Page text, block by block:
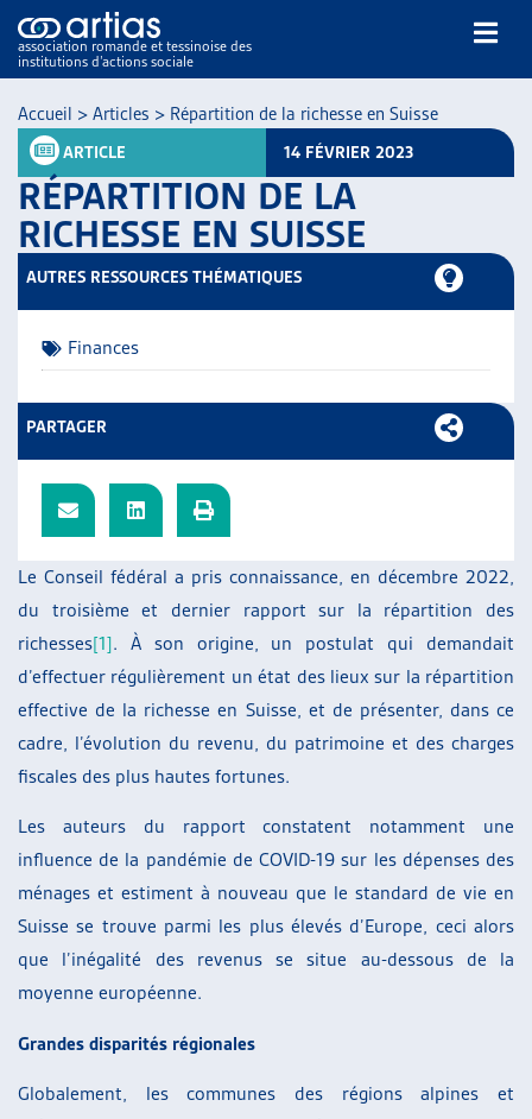
association romande et tessinoise des
institutions d’actions sociale
DOSSIERS DU MOIS
RESSOURCES
GUIDE SOCIAL ROMAND
AUTRES
L’ASSOCIATION
PROJETS ET ACTIVITÉS
JOURNÉES D’AUTOMNE
Accueil > Articles > Répartition de la richesse en Suisse
ARTICLE 14 FÉVRIER 2023
RÉPARTITION DE LA
RICHESSE EN SUISSE
Le Conseil fédéral a pris connaissance, en décembre 2022,
du troisième et dernier rapport sur la répartition des
richesses[1]. À son origine, un postulat qui demandait
d’effectuer régulièrement un état des lieux sur la répartition
effective de la richesse en Suisse, et de présenter, dans ce
cadre, l’évolution du revenu, du patrimoine et des charges
fiscales des plus hautes fortunes.
Les auteurs du rapport constatent notamment une
influence de la pandémie de COVID-19 sur les dépenses des
ménages et estiment à nouveau que le standard de vie en
Suisse se trouve parmi les plus élevés d’Europe, ceci alors
que l’inégalité des revenus se situe au-dessous de la
moyenne européenne.
Grandes disparités régionales
Globalement, les communes des régions alpines et
AUTRES RESSOURCES THÉMATIQUES
Finances
PARTAGER